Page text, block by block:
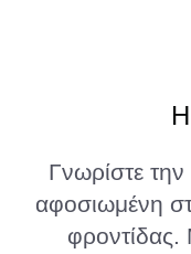
Γνωρίστε
αφοσιωμένη
φροντίδας.